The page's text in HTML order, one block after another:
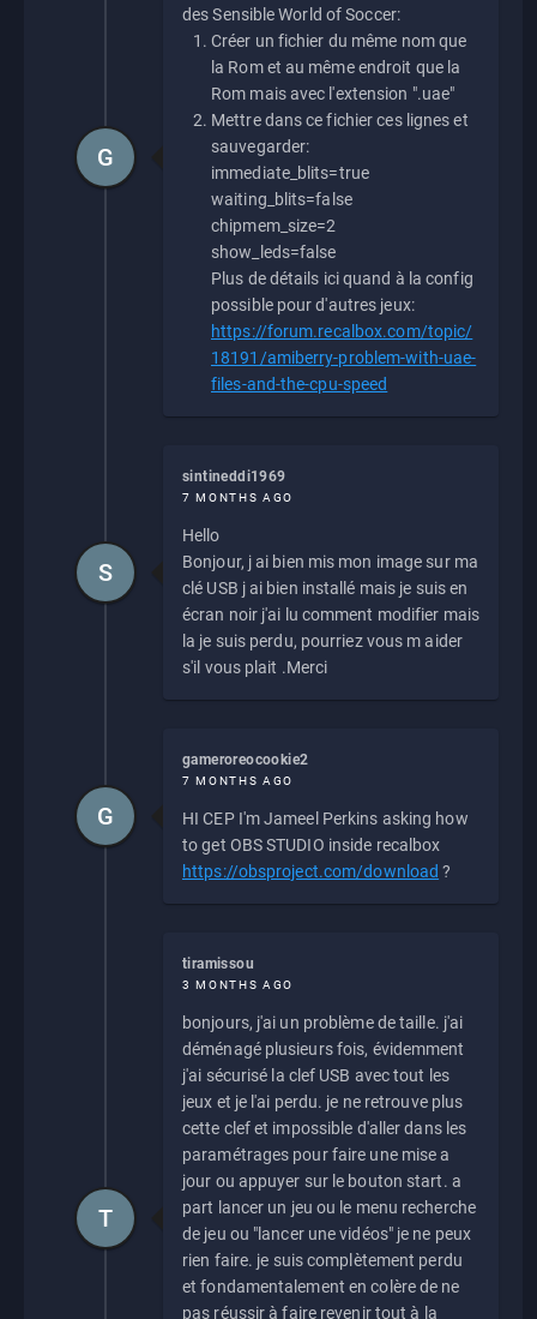
des Sensible World of Soccer:
Créer un fichier du même nom que
la Rom et au même endroit que la
Rom mais avec l'extension ".uae"
Mettre dans ce fichier ces lignes et
sauvegarder:
immediate_blits=true
waiting_blits=false
chipmem_size=2
show_leds=false
Plus de détails ici quand à la config
possible pour d'autres jeux:
https://forum.recalbox.com/topic/
18191/amiberry-problem-with-uae-
files-and-the-cpu-speed
G
sintineddi1969
7 MONTHS AGO
Hello
Bonjour, j ai bien mis mon image sur ma
clé USB j ai bien installé mais je suis en
écran noir j'ai lu comment modifier mais
la je suis perdu, pourriez vous m aider
s'il vous plait .Merci
S
gameroreocookie2
7 MONTHS AGO
HI CEP I'm Jameel Perkins asking how
to get OBS STUDIO inside recalbox
https://obsproject.com/download ?
G
tiramissou
3 MONTHS AGO
bonjours, j'ai un problème de taille. j'ai
déménagé plusieurs fois, évidemment
j'ai sécurisé la clef USB avec tout les
jeux et je l'ai perdu. je ne retrouve plus
cette clef et impossible d'aller dans les
paramétrages pour faire une mise a
jour ou appuyer sur le bouton start. a
part lancer un jeu ou le menu recherche
de jeu ou "lancer une vidéos" je ne peux
rien faire. je suis complètement perdu
et fondamentalement en colère de ne
pas réussir à faire revenir tout à la
T